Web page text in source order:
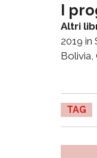
I
Altri
2019 in
Bolivia,
TAG